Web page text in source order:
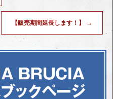
【販売期間延長します！】 →